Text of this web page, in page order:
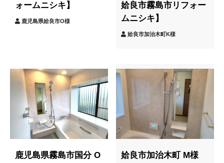
ォームニシキ】
鹿児島県姶良市O様
姶良市霧島市リフォー
ムニシキ】
姶良市加治木町K様
鹿児島県霧島市国分 O
姶良市加治木町 M様